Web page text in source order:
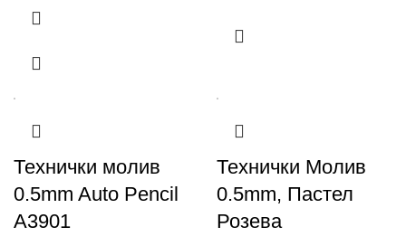
Технички молив
0.5mm Auto Pencil
A3901
Технички Молив
0.5mm, Пастел
Розева